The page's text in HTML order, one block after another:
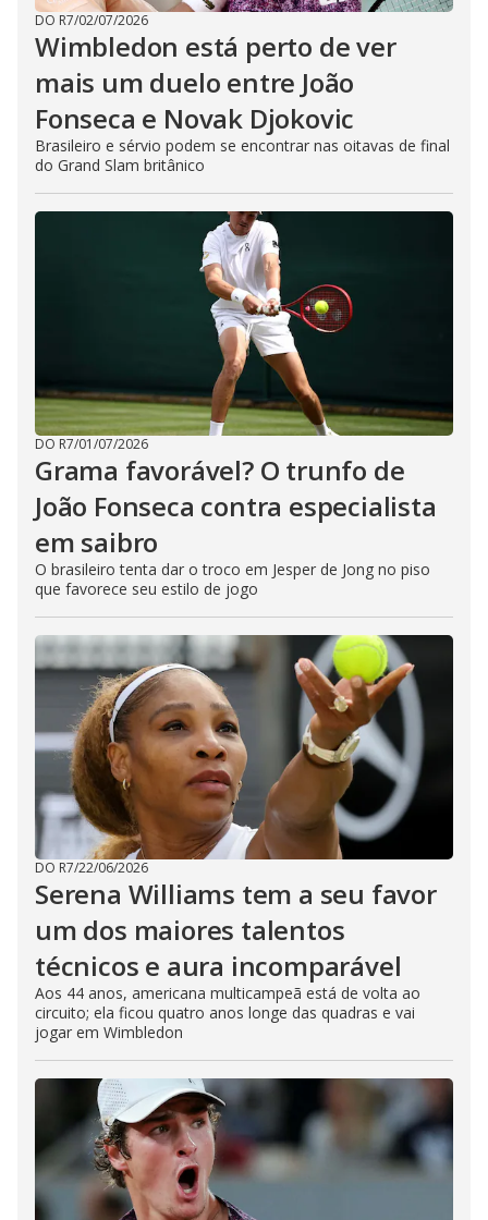
DO R7/02/07/2026
Wimbledon está perto de ver
mais um duelo entre João
Fonseca e Novak Djokovic
Brasileiro e sérvio podem se encontrar nas oitavas de final
do Grand Slam britânico
DO R7/01/07/2026
Grama favorável? O trunfo de
João Fonseca contra especialista
em saibro
O brasileiro tenta dar o troco em Jesper de Jong no piso
que favorece seu estilo de jogo
DO R7/22/06/2026
Serena Williams tem a seu favor
um dos maiores talentos
técnicos e aura incomparável
Aos 44 anos, americana multicampeã está de volta ao
circuito; ela ficou quatro anos longe das quadras e vai
jogar em Wimbledon